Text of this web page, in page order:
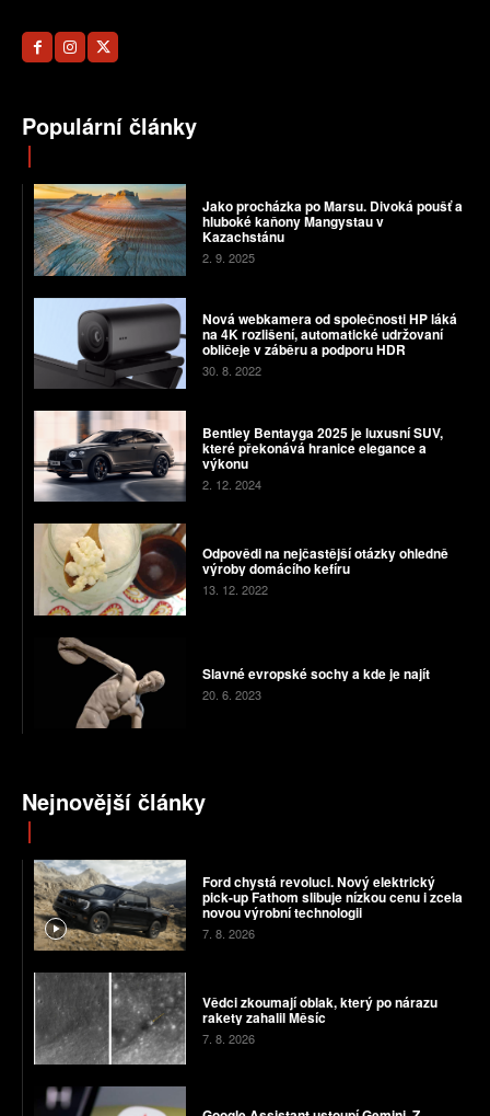
Populární články
Jako procházka po Marsu. Divoká poušť a
hluboké kaňony Mangystau v
Kazachstánu
2. 9. 2025
Nová webkamera od společnosti HP láká
na 4K rozlišení, automatické udržovaní
obličeje v záběru a podporu HDR
30. 8. 2022
Bentley Bentayga 2025 je luxusní SUV,
které překonává hranice elegance a
výkonu
2. 12. 2024
Odpovědi na nejčastější otázky ohledně
výroby domácího kefíru
13. 12. 2022
Slavné evropské sochy a kde je najít
20. 6. 2023
Nejnovější články
Ford chystá revoluci. Nový elektrický
pick-up Fathom slibuje nízkou cenu i zcela
novou výrobní technologii
7. 8. 2026
Vědci zkoumají oblak, který po nárazu
rakety zahalil Měsíc
7. 8. 2026